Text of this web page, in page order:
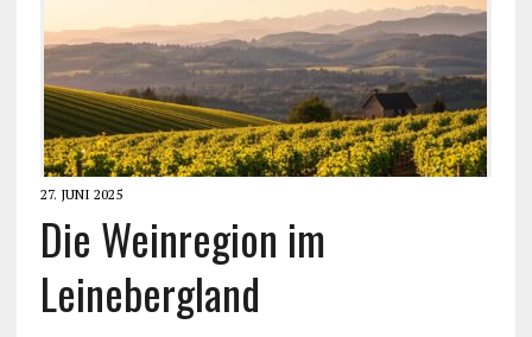
27. JUNI 2025
Die Weinregion im
Leinebergland